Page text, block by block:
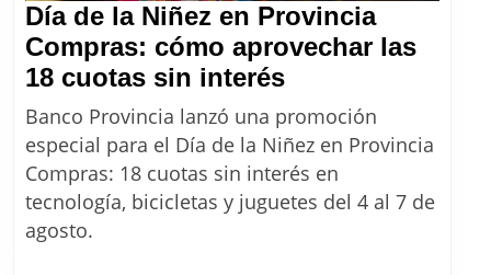
Día de la Niñez en Provincia
Compras: cómo aprovechar las
18 cuotas sin interésDía
de
la
Niñez
en
Banco Provincia lanzó una promoción
especial para el Día de la Niñez en Provincia
Compras: 18 cuotas sin interés en
tecnología, bicicletas y juguetes del 4 al 7 de
agosto.